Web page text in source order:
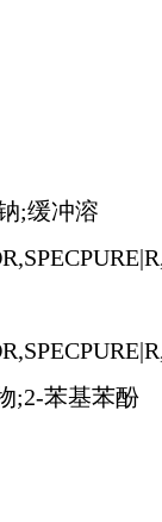
;缓冲溶
;2-苯基苯酚